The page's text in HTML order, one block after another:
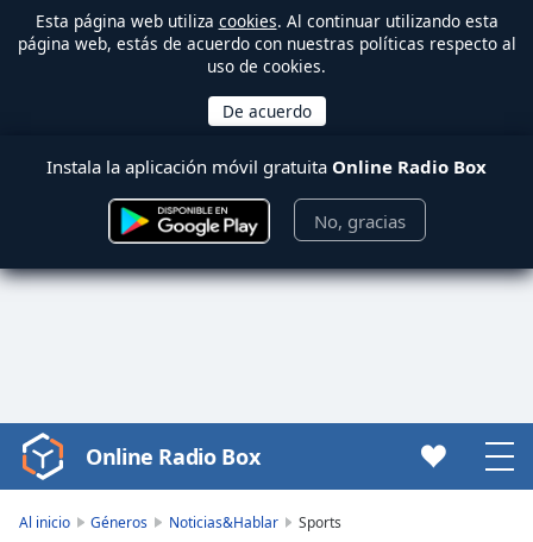
Esta página web utiliza cookies. Al continuar utilizando esta
página web, estás de acuerdo con nuestras políticas respecto al
uso de cookies.
Instala la aplicación móvil gratuita Online Radio Box
No, gracias
Video
Player
Online Radio Box
Al inicio Géneros Noticias&Hablar Sports